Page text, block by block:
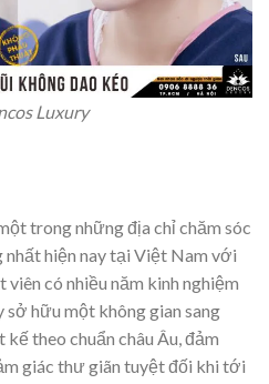
Luxury
trong những địa chỉ chăm sóc
hiện nay tại Việt Nam với
viên có nhiều năm kinh nghiệm
hữu một không gian sang
theo chuẩn châu Âu, đảm
giác thư giãn tuyệt đối khi tới